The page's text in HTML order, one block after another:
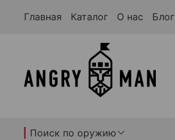
Главная Каталог О нас Блог
Поиск по оружию